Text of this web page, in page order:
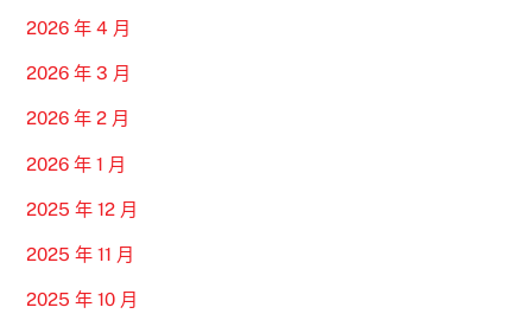
2026 年 4 月
2026 年 3 月
2026 年 2 月
2026 年 1 月
2025 年 12 月
2025 年 11 月
2025 年 10 月